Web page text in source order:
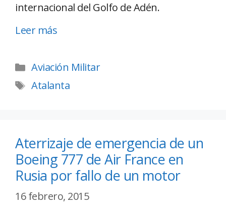
internacional del Golfo de Adén.
Leer más
Aviación Militar
Atalanta
Aterrizaje de emergencia de un
Boeing 777 de Air France en
Rusia por fallo de un motor
16 febrero, 2015